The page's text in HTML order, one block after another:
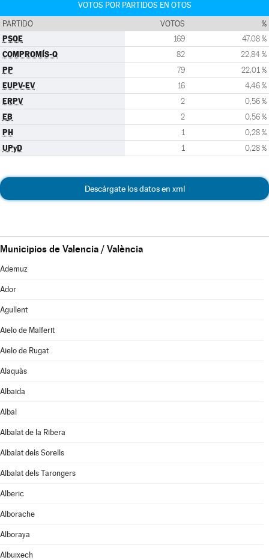
VOTOS POR PARTIDOS EN OTOS
PARTIDO VOTOS %
PSOE 169 47,08 %
COMPROMÍS-Q 82 22,84 %
PP 79 22,01 %
EUPV-EV 16 4,46 %
ERPV 2 0,56 %
EB 2 0,56 %
PH 1 0,28 %
UPyD 1 0,28 %
Descárgate los datos en xml
Municipios de Valencia / València
Ademuz
Ador
Agullent
Aielo de Malferit
Aielo de Rugat
Alaquàs
Albaida
Albal
Albalat de la Ribera
Albalat dels Sorells
Albalat dels Tarongers
Alberic
Alborache
Alboraya
Albuixech